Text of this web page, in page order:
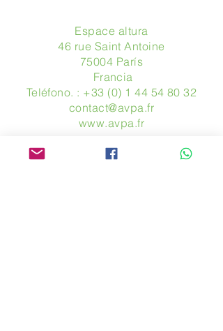
Espace altura
46 rue Saint Antoine
75004 París
​ Francia
Teléfono. : +33 (0) 1 44 54 80 32
contact@avpa.fr
www.avpa.fr